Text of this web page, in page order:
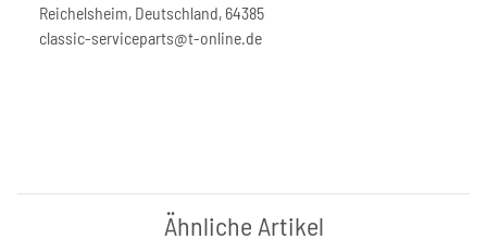
Reichelsheim, Deutschland, 64385
classic-serviceparts@t-online.de
Ähnliche Artikel